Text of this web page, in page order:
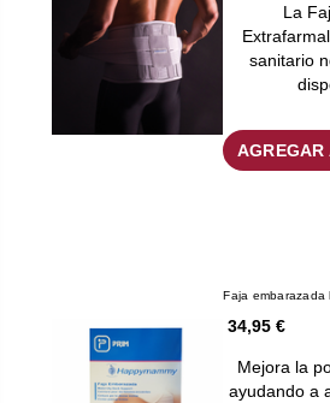
La
sanitario
AGREGAR
Faja embarazada
34,95 €
Mejora la
ayudando a